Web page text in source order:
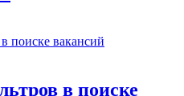
в поиске